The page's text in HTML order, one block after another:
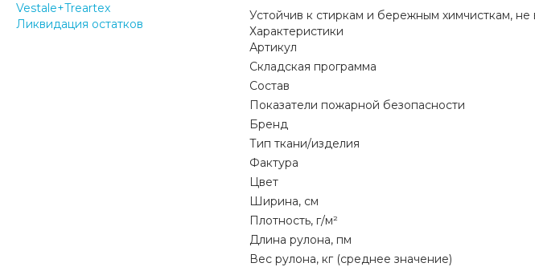
Vestale+Treartex
Ликвидация остатков
Устойчив к стиркам и бережным химчисткам,
Характеристики
Артикул
Складская программа
Состав
Показатели пожарной безопасности
Бренд
Тип ткани/изделия
Фактура
Цвет
Ширина, см
Плотность, г/м²
Длина рулона, пм
Вес рулона, кг (среднее значение)